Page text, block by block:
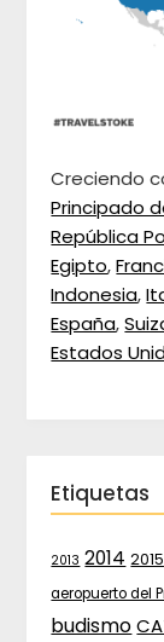
Creciendo
Principado
República
Egipto,
Indonesia,
España,
Estados
Etiquetas
2013 2014 2015
aeropuerto del
budismo